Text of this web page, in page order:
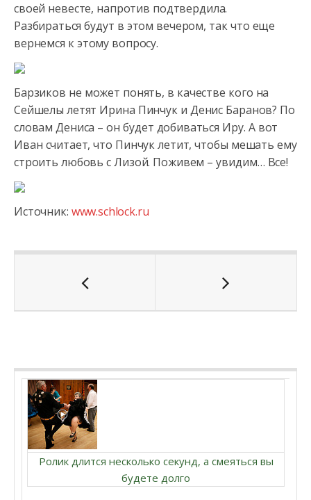
своей невесте, напротив подтвердила.
Разбираться будут в этом вечером, так что еще
вернемся к этому вопросу.
Барзиков не может понять, в качестве кого на
Сейшелы летят Ирина Пинчук и Денис Баранов? По
словам Дениса – он будет добиваться Иру. А вот
Иван считает, что Пинчук летит, чтобы мешать ему
строить любовь с Лизой. Поживем – увидим… Все!
Источник: www.schlock.ru
Ролик длится несколько секунд, а смеяться вы
будете долго